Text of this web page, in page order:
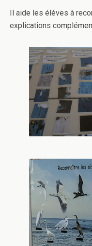
Il aide les élèves à
explications